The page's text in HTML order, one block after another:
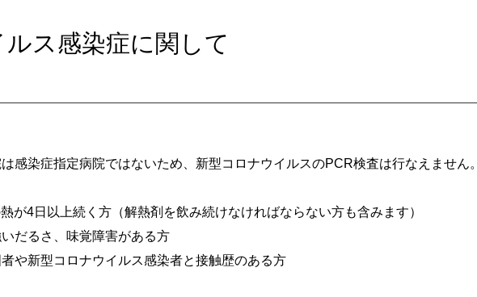
ス感染症に関して
感染症指定病院ではないため、新型コロナウイルスのPCR検査は行なえません。
が4日以上続く方（解熱剤を飲み続けなければならない方も含みます）
だるさ、味覚障害がある方
や新型コロナウイルス感染者と接触歴のある方